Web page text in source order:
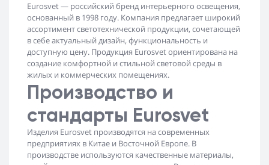
Eurosvet — российский бренд интерьерного освещения,
основанный в 1998 году. Компания предлагает широкий
ассортимент светотехнической продукции, сочетающей
в себе актуальный дизайн, функциональность и
доступную цену. Продукция Eurosvet ориентирована на
создание комфортной и стильной световой среды в
жилых и коммерческих помещениях.
Производство и
стандарты Eurosvet
Изделия Eurosvet производятся на современных
предприятиях в Китае и Восточной Европе. В
производстве используются качественные материалы,